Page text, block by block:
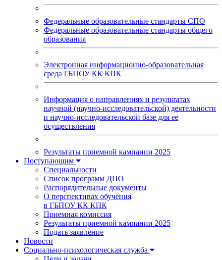
Федеральные образовательные стандарты СПО
Федеральные образовательные стандарты общего
образования
Электронная информационно-образовательная
среда ГБПОУ КК КПК
Информация о направлениях и результатах
научной (научно-исследовательской) деятельности
и научно-исследовательской базе для ее
осуществления
Результаты приемной кампании 2025
Поступающим
Специальности
Список программ ДПО
Распорядительные документы
О перспективах обучения
в ГБПОУ КК КПК
Приемная комиссия
Результаты приемной кампании 2025
Подать заявление
Новости
Социально-психологическая служба